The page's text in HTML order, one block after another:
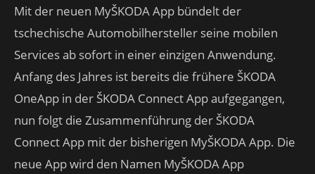
Mit der neuen MyŠKODA App bündelt der
tschechische Automobilhersteller seine mobilen
Services ab sofort in einer einzigen Anwendung.
Anfang des Jahres ist bereits die frühere ŠKODA
OneApp in der ŠKODA Connect App aufgegangen,
nun folgt die Zusammenführung der ŠKODA
Connect App mit der bisherigen MyŠKODA App. Die
neue App wird den Namen MyŠKODA App